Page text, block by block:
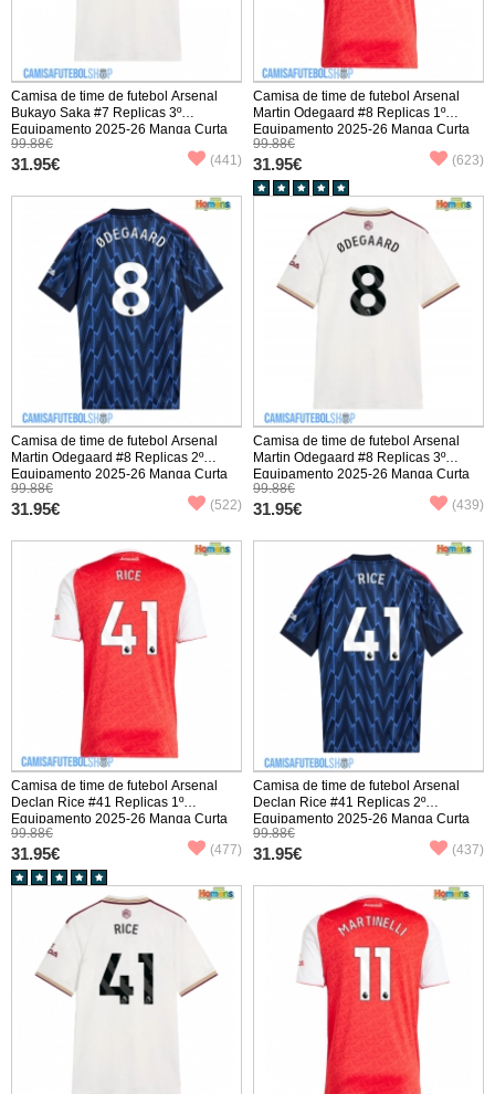
Camisa de time de futebol Arsenal
Bukayo Saka #7 Replicas 3º
Equipamento 2025-26 Manga Curta
99.88€
31.95€ (441)
Camisa de time de futebol Arsenal
Martin Odegaard #8 Replicas 1º
Equipamento 2025-26 Manga Curta
99.88€
31.95€ (623)
Camisa de time de futebol Arsenal
Martin Odegaard #8 Replicas 2º
Equipamento 2025-26 Manga Curta
99.88€
31.95€ (522)
Camisa de time de futebol Arsenal
Martin Odegaard #8 Replicas 3º
Equipamento 2025-26 Manga Curta
99.88€
31.95€ (439)
Camisa de time de futebol Arsenal
Declan Rice #41 Replicas 1º
Equipamento 2025-26 Manga Curta
99.88€
31.95€ (477)
Camisa de time de futebol Arsenal
Declan Rice #41 Replicas 2º
Equipamento 2025-26 Manga Curta
99.88€
31.95€ (437)